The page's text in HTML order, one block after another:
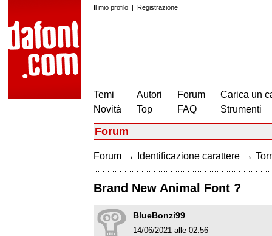
Il mio profilo | Registrazione
Temi
Novità
Autori
Top
Forum
FAQ
Carica un
Strumenti
Forum
Forum → Identificazione carattere →
Brand New Animal Font ?
BlueBonzi99
14/06/2021 alle 02:56